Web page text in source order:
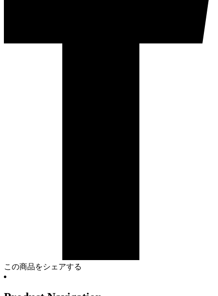
この商品をシェアする